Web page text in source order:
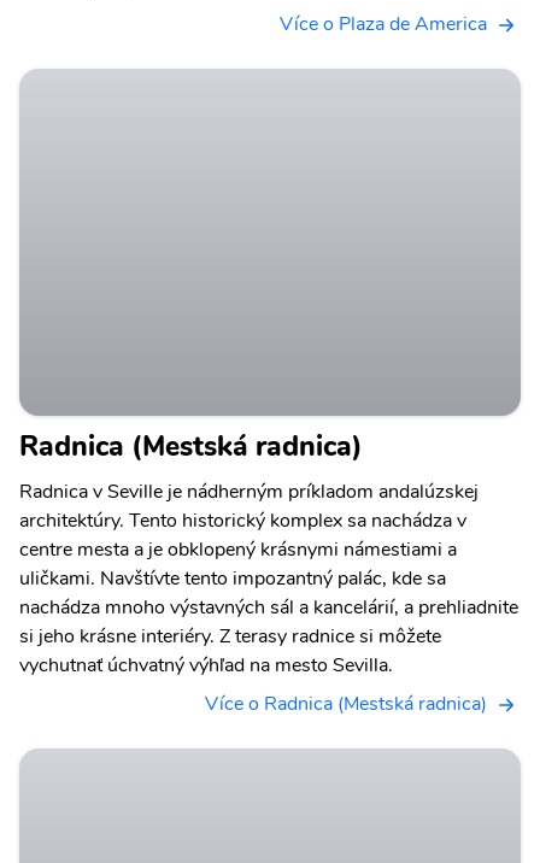
Více o Plaza de America
Radnica (Mestská radnica)
Radnica v Seville je nádherným príkladom andalúzskej
architektúry. Tento historický komplex sa nachádza v
centre mesta a je obklopený krásnymi námestiami a
uličkami. Navštívte tento impozantný palác, kde sa
nachádza mnoho výstavných sál a kancelárií, a prehliadnite
si jeho krásne interiéry. Z terasy radnice si môžete
vychutnať úchvatný výhľad na mesto Sevilla.
Více o Radnica (Mestská radnica)